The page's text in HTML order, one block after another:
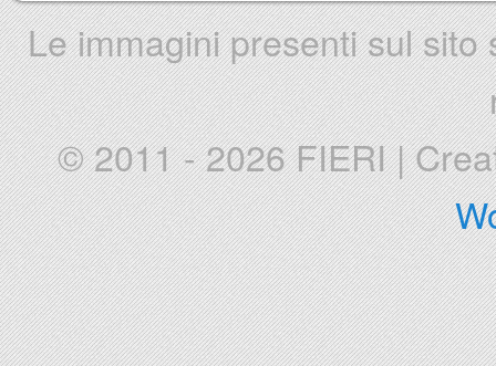
Le immagini presenti sul
© 2011 - 2026 FIERI|